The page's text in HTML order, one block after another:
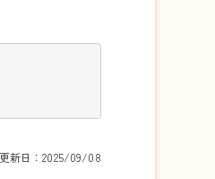
新日：2025/09/08